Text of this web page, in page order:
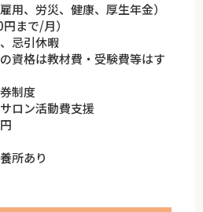
、労災、健康、厚生年金）
まで/月）
忌引休暇
資格は教材費・受験費等はす
制度
ロン活動費支援
所あり